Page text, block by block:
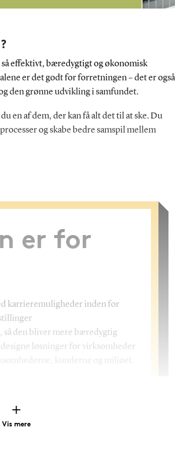
Vis mere
effektivt, bæredygtigt og økonomisk
er det godt for forretningen – det er også
den grønne udvikling i samfundet.
en af dem, der kan få alt det til at ske. Du
og skabe bedre samspil mellem
er for
karrieremuligheder inden for
den bliver mere bæredygtig
løsninger for virksomheder